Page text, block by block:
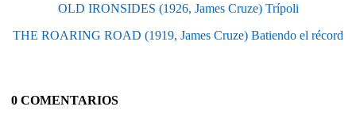
OLD IRONSIDES (1926, James Cruze) Trípoli
THE ROARING ROAD (1919, James Cruze) Batiendo el récord
0 COMENTARIOS